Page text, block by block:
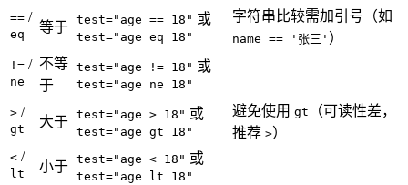
== /
eq 等于 test="age == 18" 或
test="age eq 18"
字符串比较需加引号（如
name == '张三' ）
!= /
ne
不等
于
test="age != 18" 或
test="age ne 18"
> /
gt 大于 test="age > 18" 或
test="age gt 18"
避免使用 gt
（可读性差，
推荐 >）
< /
lt 小于 test="age < 18" 或
test="age lt 18"